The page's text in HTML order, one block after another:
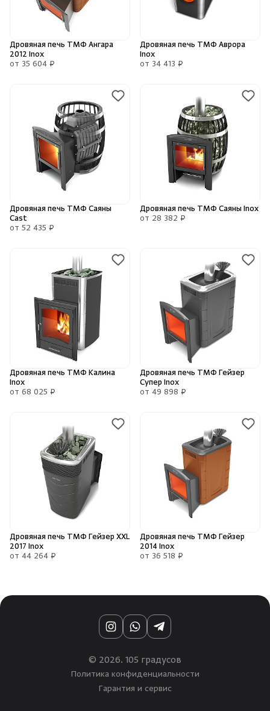
Дровяная печь ТМФ Ангара
2012 Inox
от 35 604 ₽
Дровяная печь ТМФ Аврора
Inox
от 34 413 ₽
Дровяная печь ТМФ Саяны
Cast
от 52 435 ₽
Дровяная печь ТМФ Саяны Inox
от 28 382 ₽
Дровяная печь ТМФ Калина
Inox
от 68 025 ₽
Дровяная печь ТМФ Гейзер
Супер Inox
от 49 898 ₽
Дровяная печь ТМФ Гейзер XXL
2017 Inox
от 44 264 ₽
Дровяная печь ТМФ Гейзер
2014 Inox
от 36 518 ₽
InstagramWhatsAppTelegram
© 2026. 105 градусов
Политика конфиденциальности
Гарантия и сервис